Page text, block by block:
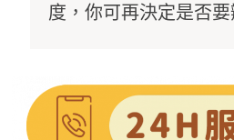
度，你可再決定是否要